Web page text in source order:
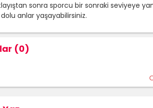
sonra sporcu bir sonraki seviyeye
anlar yaşayabilirsiniz.
(0)